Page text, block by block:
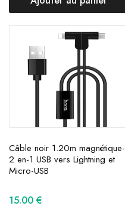
Câble noir 1.20m magnétique-
2 en-1 USB vers Lightning et
Micro-USB
15.00 €